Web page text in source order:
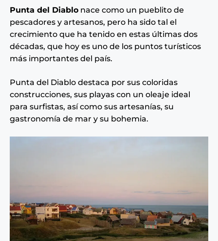
Punta del Diablo nace como un pueblito de
pescadores y artesanos, pero ha sido tal el
crecimiento que ha tenido en estas últimas dos
décadas, que hoy es uno de los puntos turísticos
más importantes del país.
Punta del Diablo destaca por sus coloridas
construcciones, sus playas con un oleaje ideal
para surfistas, así como sus artesanías, su
gastronomía de mar y su bohemia.